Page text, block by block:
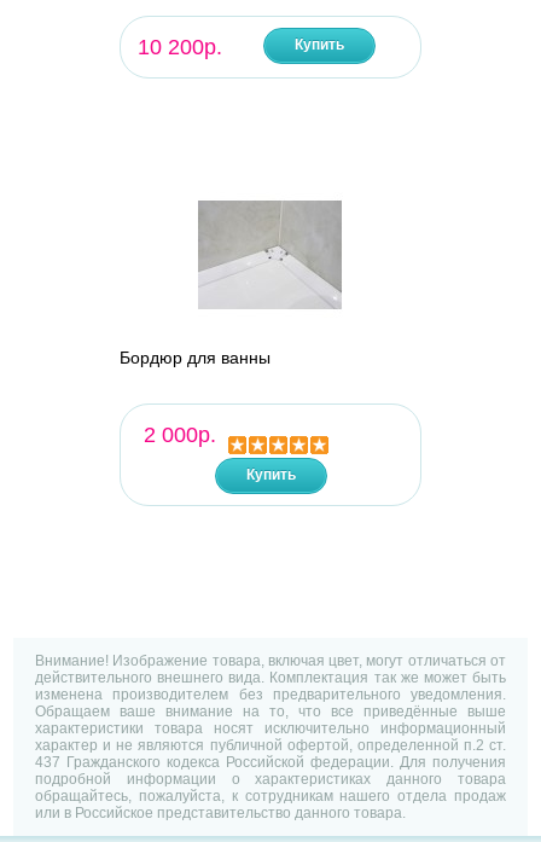
10 200р. Купить
Бордюр для ванны
2 000р.
Купить
Внимание! Изображение товара, включая цвет, могут отличаться от
действительного внешнего вида. Комплектация так же может быть
изменена производителем без предварительного уведомления.
Обращаем ваше внимание на то, что все приведённые выше
характеристики товара носят исключительно информационный
характер и не являются публичной офертой, определенной п.2 ст.
437 Гражданского кодекса Российской федерации. Для получения
подробной информации о характеристиках данного товара
обращайтесь, пожалуйста, к сотрудникам нашего отдела продаж
или в Российское представительство данного товара.